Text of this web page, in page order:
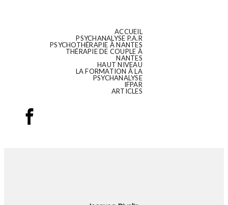
ACCUEIL
PSYCHANALYSE P.A.R
PSYCHOTHÉRAPIE À NANTES
THÉRAPIE DE COUPLE À
NANTES
HAUT NIVEAU
LA FORMATION À LA
PSYCHANALYSE
IFPAR
ARTICLES